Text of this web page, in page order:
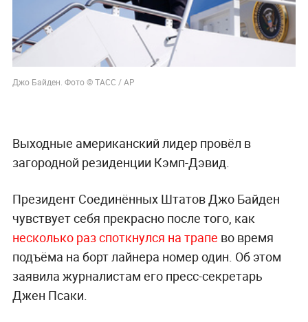
Джо Байден. Фото © ТАСС / AP
Выходные американский лидер провёл в
загородной резиденции Кэмп-Дэвид.
Президент Соединённых Штатов Джо Байден
чувствует себя прекрасно после того, как
несколько раз споткнулся на трапе во время
подъёма на борт лайнера номер один. Об этом
заявила журналистам его пресс-секретарь
Джен Псаки.